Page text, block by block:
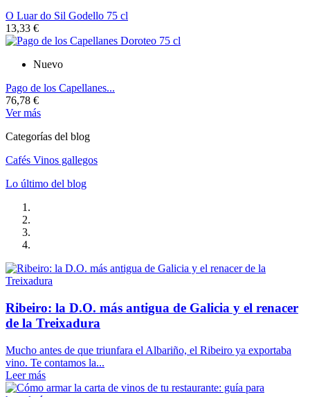
O Luar do Sil Godello 75 cl
13,33 €
Nuevo
Pago de los Capellanes...
76,78 €
Ver más
Categorías del blog
Cafés Vinos gallegos
Lo último del blog
Ribeiro: la D.O. más antigua de Galicia y el renacer
de la Treixadura
Mucho antes de que triunfara el Albariño, el Ribeiro ya exportaba
vino. Te contamos la...
Leer más